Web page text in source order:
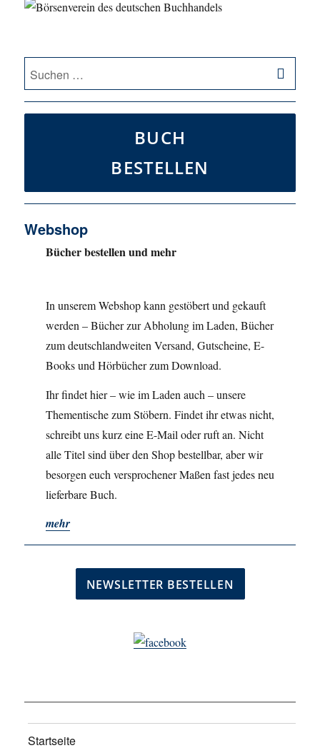
Suche
nach:
BUCH
BESTELLEN
Webshop
Bücher bestellen und mehr
In unserem Webshop kann gestöbert und gekauft
werden – Bücher zur Abholung im Laden, Bücher
zum deutschlandweiten Versand, Gutscheine, E-
Books und Hörbücher zum Download.
Ihr findet hier – wie im Laden auch – unsere
Thementische zum Stöbern. Findet ihr etwas nicht,
schreibt uns kurz eine E-Mail oder ruft an. Nicht
alle Titel sind über den Shop bestellbar, aber wir
besorgen euch versprochener Maßen fast jedes neu
lieferbare Buch.
mehr
Startseite